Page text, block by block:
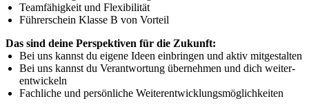
Teamfähigkeit und Flexibilität
Führerschein Klasse B von Vorteil
Das sind deine Perspektiven für die Zukunft:
Bei uns kannst du eigene Ideen einbringen und aktiv mitge­stalten
Bei uns kannst du Verant­wor­tung über­nehmen und dich weiter­
ent­wi­ckeln
Fach­liche und persön­liche Weiter­ent­wick­lungs­mög­lich­keiten